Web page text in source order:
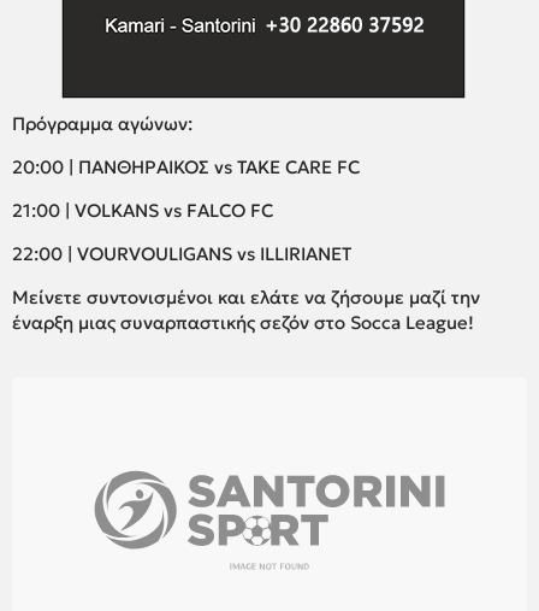
Πρόγραμμα αγώνων:
20:00 | ΠΑΝΘΗΡΑΙΚΟΣ vs TAKE CARE FC
21:00 | VOLKANS vs FALCO FC
22:00 | VOURVOULIGANS vs ILLIRIANET
Μείνετε συντονισμένοι και ελάτε να ζήσουμε μαζί την
έναρξη μιας συναρπαστικής σεζόν στο Socca League!